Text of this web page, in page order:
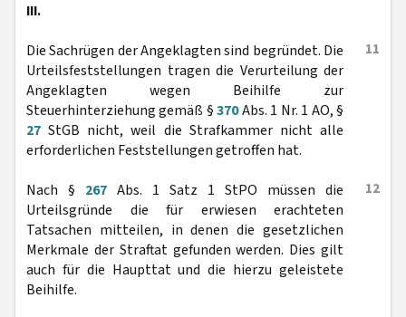
III.
11
Die Sachrügen der Angeklagten sind begründet. Die
Urteilsfeststellungen tragen die Verurteilung der
Angeklagten wegen Beihilfe zur
Steuerhinterziehung gemäß §370Abs. 1 Nr. 1 AO, §
27 StGB nicht, weil die Strafkammer nicht alle
erforderlichen Feststellungen getroffen hat.
12
Nach § 267 Abs. 1 Satz 1 StPO müssen die
Urteilsgründe die für erwiesen erachteten
Tatsachen mitteilen, in denen die gesetzlichen
Merkmale der Straftat gefunden werden. Dies gilt
auch für die Haupttat und die hierzu geleistete
Beihilfe.